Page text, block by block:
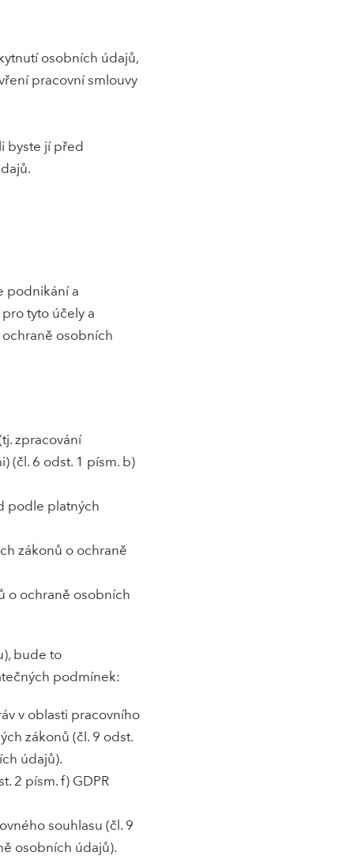
osobních údajů,
pracovní smlouvy
byste jí před
podnikání a
tyto účely a
ochraně osobních
zpracování
(čl. 6 odst. 1 písm. b)
podle platných
zákonů o ochraně
o ochraně osobních
bude to
podmínek:
v oblasti pracovního
zákonů (čl. 9 odst.
údajů).
2 písm. f) GDPR
souhlasu (čl. 9
osobních údajů).